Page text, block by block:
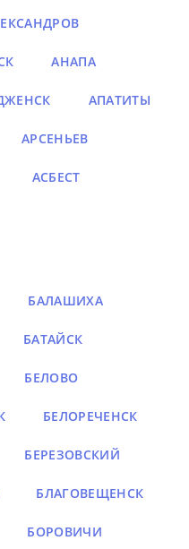
АНАПА
АПАТИТЫ
АРСЕНЬЕВ
АСБЕСТ
БАЛАШИХА
БАТАЙСК
БЕЛОВО
БЕЛОРЕЧЕНСК
БЕРЕЗОВСКИЙ
БЛАГОВЕЩЕНСК
БОРОВИЧИ